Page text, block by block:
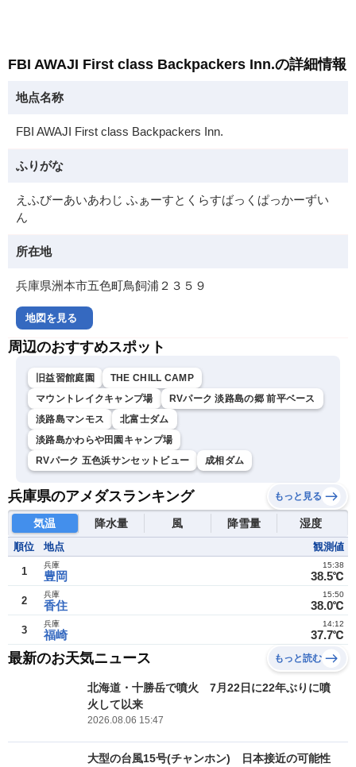
FBI AWAJI First class Backpackers Inn.の詳細情報
地点名称
FBI AWAJI First class Backpackers Inn.
ふりがな
えふびーあいあわじ ふぁーすとくらすばっくぱっかーずい
ん
所在地
兵庫県洲本市五色町鳥飼浦２３５９
地図を見る
周辺のおすすめスポット
旧益習館庭園
THE CHILL CAMP
マウントレイクキャンプ場
RVパーク 淡路島の郷 前平ベース
淡路島マンモス
北富士ダム
淡路島かわらや田園キャンプ場
RVパーク 五色浜サンセットビュー
成相ダム
兵庫県のアメダスランキング もっと見る
気温 降水量 風 降雪量 湿度
順位 地点 観測値
1 豊岡
兵庫
38.5℃
15:38
2 香住
兵庫
38.0℃
15:50
3 福崎
兵庫
37.7℃
14:12
最新のお天気ニュース もっと読む
北海道・十勝岳で噴火 7月22日に22年ぶりに噴
火して以来
2026.08.06 15:47
大型の台風15号(チャンホン) 日本接近の可能性